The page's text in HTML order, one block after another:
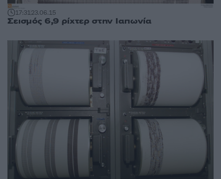
17:3123.06.15
Σεισμός 6,9 ρίχτερ στην Ιαπωνία